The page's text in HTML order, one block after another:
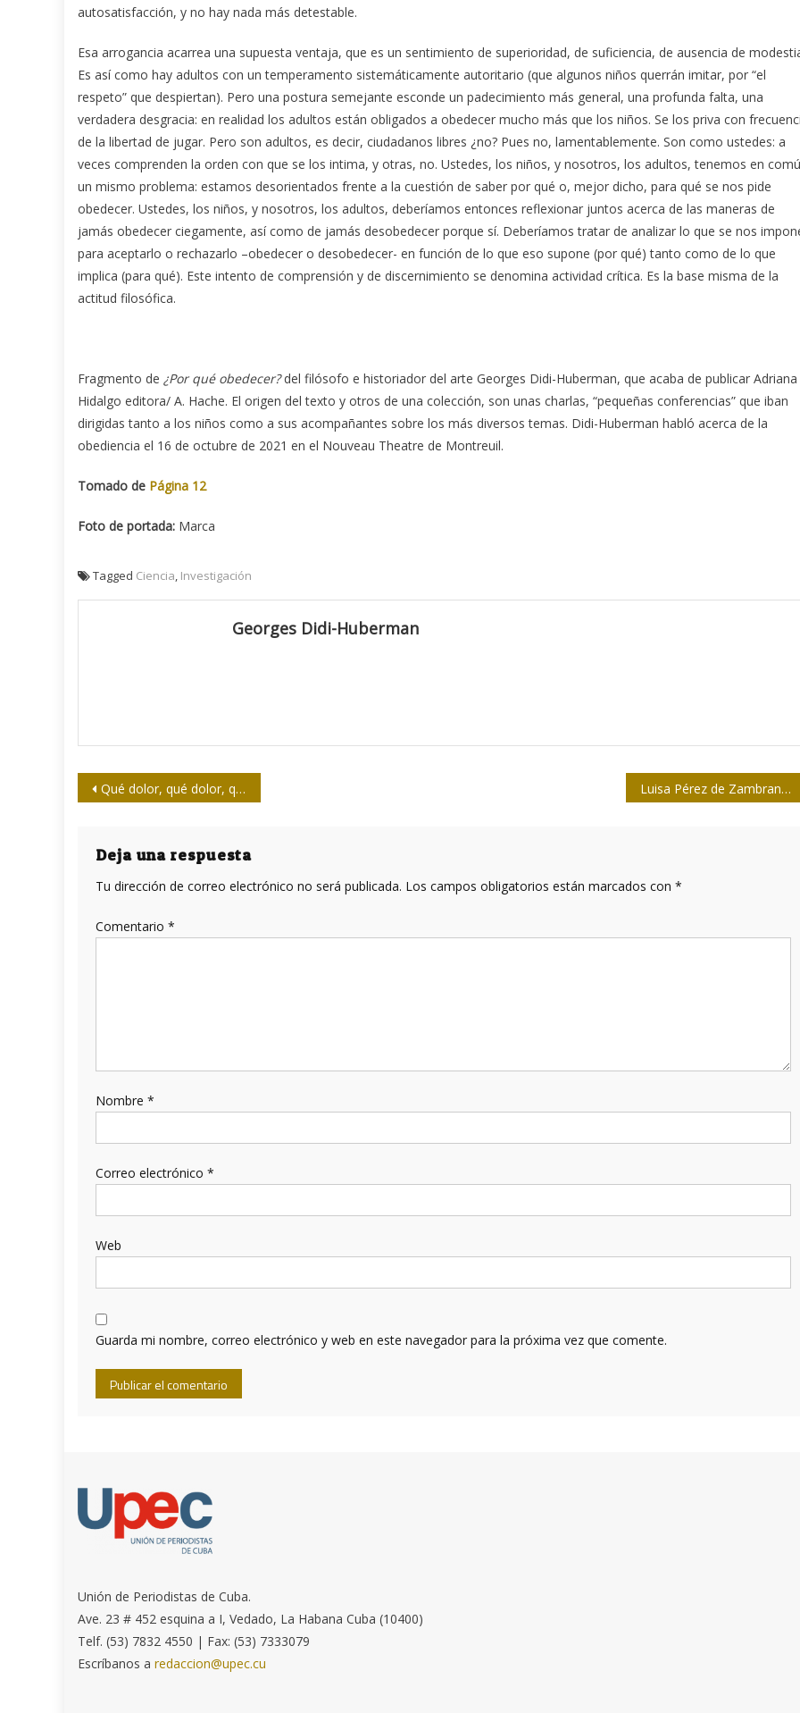
autosatisfacción, y no hay nada más detestable.
Esa arrogancia acarrea una supuesta ventaja, que es un sentimiento de superioridad, de suficiencia, de ausencia de
Es así como hay adultos con un temperamento sistemáticamente autoritario (que algunos niños querrán imitar, por “el
respeto” que despiertan). Pero una postura semejante esconde un padecimiento más general, una profunda falta, una
verdadera desgracia: en realidad los adultos están obligados a obedecer mucho más que los niños. Se los priva con
de la libertad de jugar. Pero son adultos, es decir, ciudadanos libres ¿no? Pues no, lamentablemente. Son como ustedes: a
veces comprenden la orden con que se los intima, y otras, no. Ustedes, los niños, y nosotros, los adultos, tenemos en
un mismo problema: estamos desorientados frente a la cuestión de saber por qué o, mejor dicho, para qué se nos pide
obedecer. Ustedes, los niños, y nosotros, los adultos, deberíamos entonces reflexionar juntos acerca de las maneras de
jamás obedecer ciegamente, así como de jamás desobedecer porque sí. Deberíamos tratar de analizar lo que se nos
para aceptarlo o rechazarlo –obedecer o desobedecer- en función de lo que eso supone (por qué) tanto como de lo que
implica (para qué). Este intento de comprensión y de discernimiento se denomina actividad crítica. Es la base misma de la
actitud filosófica.
Fragmento de ¿Por qué obedecer?del filósofo e historiador del arte Georges Didi-Huberman, que acaba de publicar Adriana
Hidalgo editora/ A. Hache. El origen del texto y otros de una colección, son unas charlas, “pequeñas conferencias” que iban
dirigidas tanto a los niños como a sus acompañantes sobre los más diversos temas. Didi-Huberman habló acerca de la
obediencia el 16 de octubre de 2021 en el Nouveau Theatre de Montreuil.
Tomado de Página 12
Foto de portada: Marca
Tagged Ciencia, Investigación
Georges Didi-Huberman
Navegación
entradas
Qué dolor, qué dolor, qué pena Luisa Pérez de Zambrana
Deja una respuesta
Tu dirección de correo electrónico no será publicada. Los campos obligatorios están marcados con *
Comentario *
Nombre *
Correo electrónico *
Web
Guarda mi nombre, correo electrónico y web en este navegador para la próxima vez que comente.
Unión de Periodistas de Cuba.
Ave. 23 # 452 esquina a I, Vedado, La Habana Cuba (10400)
Telf. (53) 7832 4550 | Fax: (53) 7333079
Escríbanos aredaccion@upec.cu